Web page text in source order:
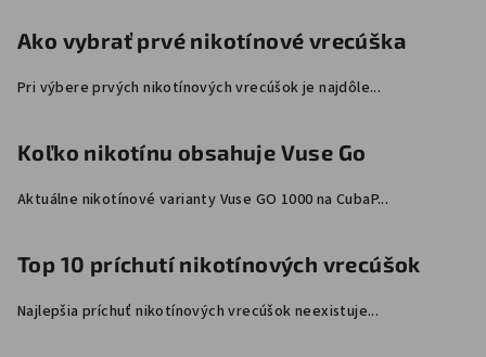
Ako vybrať prvé nikotínové vrecúška
Pri výbere prvých nikotínových vrecúšok je najdôle...
Koľko nikotínu obsahuje Vuse Go
Aktuálne nikotínové varianty Vuse GO 1000 na CubaP...
Top 10 príchutí nikotínových vrecúšok
Najlepšia príchuť nikotínových vrecúšok neexistuje...